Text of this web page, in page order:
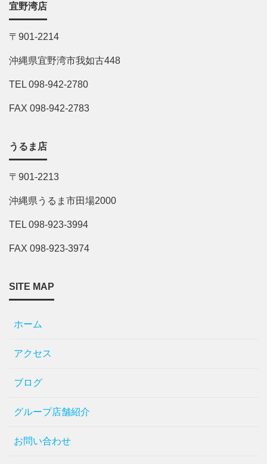
宜野湾店
〒901-2214
沖縄県宜野湾市我如古448
TEL 098-942-2780
FAX 098-942-2783
うるま店
〒901-2213
沖縄県うるま市田場2000
TEL 098-923-3994
FAX 098-923-3974
SITE MAP
ホーム
アクセス
ブログ
グループ店舗紹介
お問い合わせ